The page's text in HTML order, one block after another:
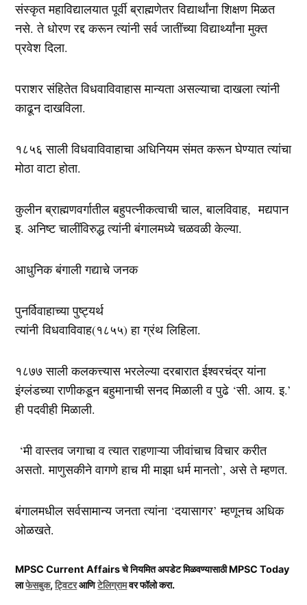
संस्कृत महाविद्यालयात पूर्वी ब्राह्मणेतर विद्यार्थांना शिक्षण मिळत
नसे. ते धोरण रद्द करून त्यांनी सर्व जातींच्या विद्यार्थ्यांना मुक्त
प्रवेश दिला.
पराशर संहितेत विधवाविवाहास मान्यता असल्याचा दाखला त्यांनी
काढून दाखविला.
१८५६ साली विधवाविवाहाचा अधिनियम संमत करून घेण्यात त्यांचा
मोठा वाटा होता.
कुलीन ब्राह्मणवर्गातील बहुपत्नीकत्वाची चाल, बालविवाह, मद्यपान
इ. अनिष्ट चालींविरुद्ध त्यांनी बंगालमध्ये चळवळी केल्या.
आधुनिक बंगाली गद्याचे जनक
पुनर्विवाहाच्या पुष्ट्यर्थ
त्यांनी विधवाविवाह(१८५५) हा ग्रंथ लिहिला.
१८७७ साली कलकत्त्यास भरलेल्या दरबारात ईश्वरचंद्र यांना
इंग्लंडच्या राणीकडून बहुमानाची सनद मिळाली व पुढे ‘सी. आय. इ.’
ही पदवीही मिळाली.
‘मी वास्तव जगाचा व त्यात राहणाऱ्या जीवांचाच विचार करीत
असतो. माणुसकीने वागणे हाच मी माझा धर्म मानतो’, असे ते म्हणत.
बंगालमधील सर्वसामान्य जनता त्यांना ‘दयासागर’ म्हणूनच अधिक
ओळखते.
MPSC Current Affairs चे नियमित अपडेट मिळवण्यासाठी MPSC Today
लाफेसबुक,ट्विटरआणिटेलिग्रामवर फॉलो करा.